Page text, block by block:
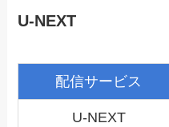
U-NEXT
配信サービス
U-NEXT